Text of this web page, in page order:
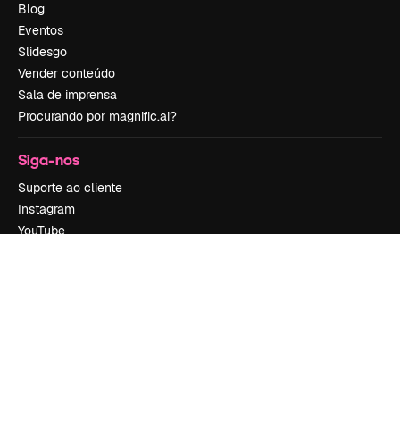
Blog
Eventos
Slidesgo
Vender conteúdo
Sala de imprensa
Procurando por magnific.ai?
Siga-nos
Suporte ao cliente
Instagram
YouTube